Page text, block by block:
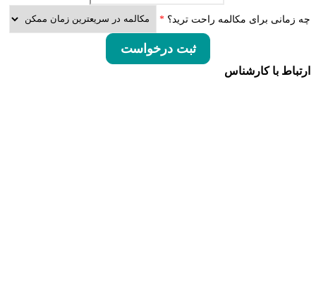
چه زمانی برای مکالمه راحت ترید؟ *
ثبت درخواست
ارتباط با کارشناس